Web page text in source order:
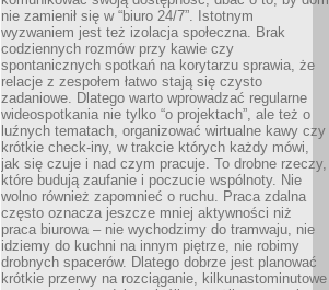
nie zamienił się w “biuro 24/7”. Istotnym
wyzwaniem jest też izolacja społeczna. Brak
codziennych rozmów przy kawie czy
spontanicznych spotkań na korytarzu sprawia, że
relacje z zespołem łatwo stają się czysto
zadaniowe. Dlatego warto wprowadzać regularne
wideospotkania nie tylko “o projektach”, ale też o
luźnych tematach, organizować wirtualne kawy czy
krótkie check-iny, w trakcie których każdy mówi,
jak się czuje i nad czym pracuje. To drobne rzeczy,
które budują zaufanie i poczucie wspólnoty. Nie
wolno również zapomnieć o ruchu. Praca zdalna
często oznacza jeszcze mniej aktywności niż
praca biurowa – nie wychodzimy do tramwaju, nie
idziemy do kuchni na innym piętrze, nie robimy
drobnych spacerów. Dlatego dobrze jest planować
krótkie przerwy na rozciąganie, kilkunastominutowe